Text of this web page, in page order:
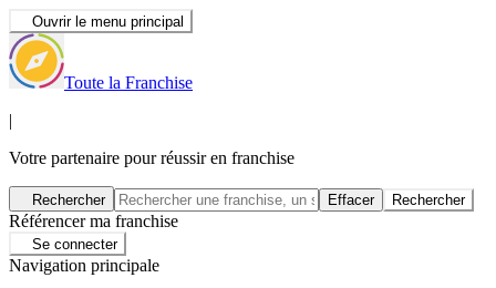
Ouvrir le menu principal
Toute la Franchise
|
Votre partenaire pour réussir en franchise
Rechercher Effacer Rechercher
Référencer ma franchise
Se connecter
Navigation principale